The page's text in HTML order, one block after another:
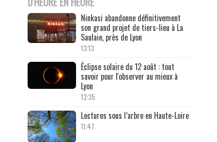
Ninkasi abandonne définitivement
son grand projet de tiers-lieu à La
Saulaie, près de Lyon
13:13
Éclipse solaire du 12 août : tout
savoir pour l'observer au mieux à
Lyon
12:35
Lectures sous l’arbre en Haute-Loire
11:47